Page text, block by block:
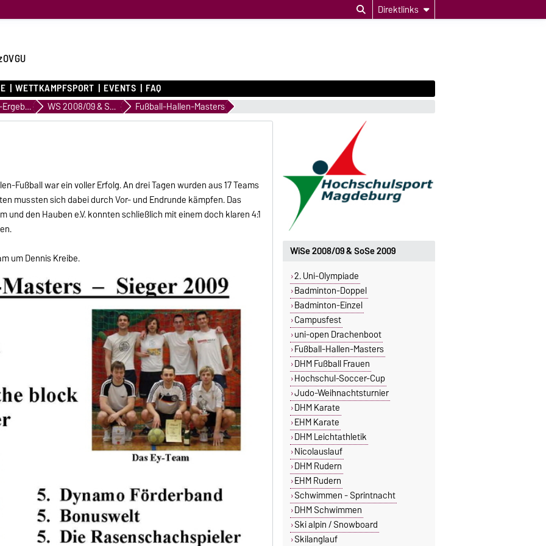
Direktlinks
WETTKAMPFSPORT EVENTS FAQ
Archiv WK-Ergebnisse WS 2008/09 & SS 2009 Fußball-Hallen-Masters
Fußball war ein voller Erfolg. An drei Tagen wurden aus 17 Teams
mussten sich dabei durch Vor- und Endrunde kämpfen. Das
und den Hauben e.V. konnten schließlich mit einem doch klaren 4:1
um Dennis Kreibe.
WiSe 2008/09 & SoSe 2009
2. Uni-Olympiade
Badminton-Doppel
Badminton-Einzel
Campusfest
uni-open Drachenboot
Fußball-Hallen-Masters
DHM Fußball Frauen
Hochschul-Soccer-Cup
Judo-Weihnachtsturnier
DHM Karate
EHM Karate
DHM Leichtathletik
Nicolauslauf
DHM Rudern
EHM Rudern
Schwimmen - Sprintnacht
DHM Schwimmen
Ski alpin / Snowboard
Skilanglauf